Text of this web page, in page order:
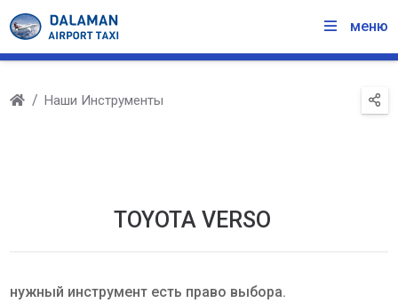
меню
Наши Инструменты
TOYOTA VERSO
нужный инструмент есть право выбора.